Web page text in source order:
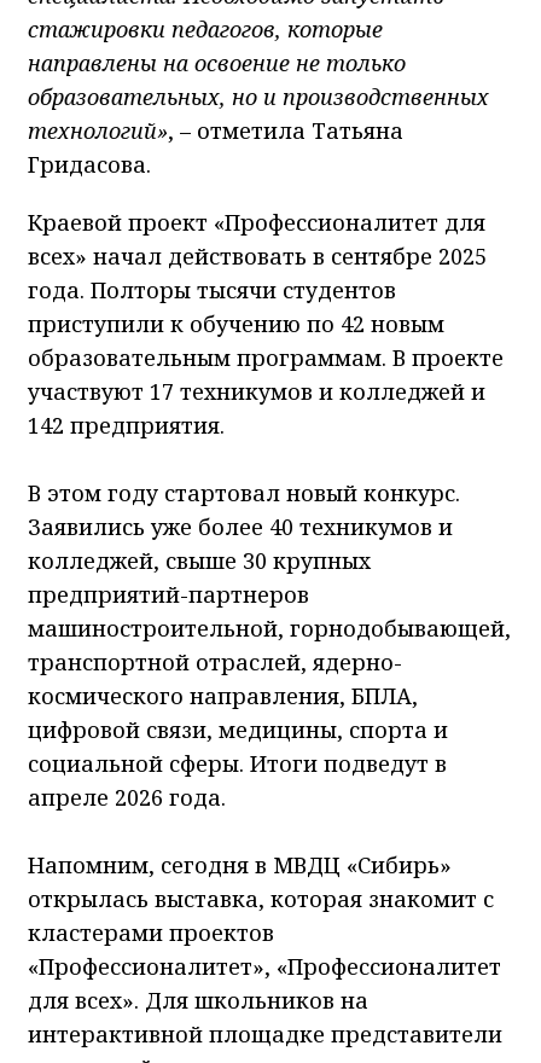
стажировки педагогов, которые
направлены на освоение не только
образовательных, но и производственных
технологий», – отметила Татьяна
Гридасова.
Краевой проект «Профессионалитет для
всех» начал действовать в сентябре 2025
года. Полторы тысячи студентов
приступили к обучению по 42 новым
образовательным программам. В проекте
участвуют 17 техникумов и колледжей и
142 предприятия.
В этом году стартовал новый конкурс.
Заявились уже более 40 техникумов и
колледжей, свыше 30 крупных
предприятий-партнеров
машиностроительной, горнодобывающей,
транспортной отраслей, ядерно-
космического направления, БПЛА,
цифровой связи, медицины, спорта и
социальной сферы. Итоги подведут в
апреле 2026 года.
Напомним, сегодня в МВДЦ «Сибирь»
открылась выставка, которая знакомит с
кластерами проектов
«Профессионалитет», «Профессионалитет
для всех». Для школьников на
интерактивной площадке представители